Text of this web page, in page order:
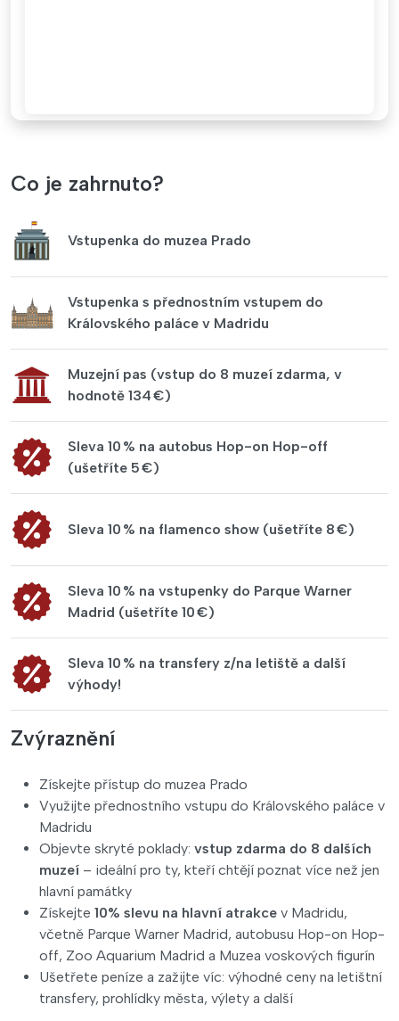
Co je zahrnuto?
Vstupenka do muzea Prado
Vstupenka s přednostním vstupem do
Královského paláce v Madridu
Muzejní pas (vstup do 8 muzeí zdarma, v
hodnotě 134 €)
Sleva 10 % na autobus Hop-on Hop-off
(ušetříte 5 €)
Sleva 10 % na flamenco show (ušetříte 8 €)
Sleva 10 % na vstupenky do Parque Warner
Madrid (ušetříte 10 €)
Sleva 10 % na transfery z/na letiště a další
výhody!
Zvýraznění
Získejte přístup do muzea Prado
Využijte přednostního vstupu do Královského paláce v
Madridu
Objevte skryté poklady: vstup zdarma do 8 dalších
muzeí – ideální pro ty, kteří chtějí poznat více než jen
hlavní památky
Získejte 10% slevu na hlavní atrakce v Madridu,
včetně Parque Warner Madrid, autobusu Hop-on Hop-
off, Zoo Aquarium Madrid a Muzea voskových figurín
Ušetřete peníze a zažijte víc: výhodné ceny na letištní
transfery, prohlídky města, výlety a další